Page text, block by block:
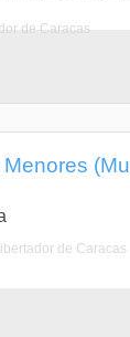
de Caracas
de Caracas